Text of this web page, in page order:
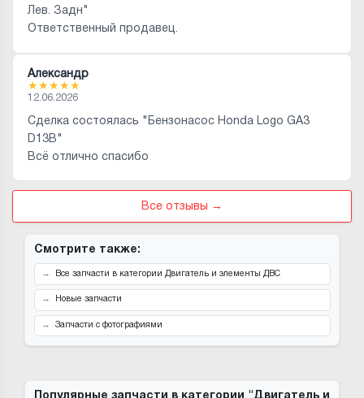
Лев. Задн"
Ответственный продавец.
Александр
★★★★★
12.06.2026
Сделка состоялась "Бензонасос Honda Logo GA3
D13B"
Всё отлично спасибо
Все отзывы →
Смотрите также:
Все запчасти в категории Двигатель и элементы ДВС
Новые запчасти
Запчасти с фотографиями